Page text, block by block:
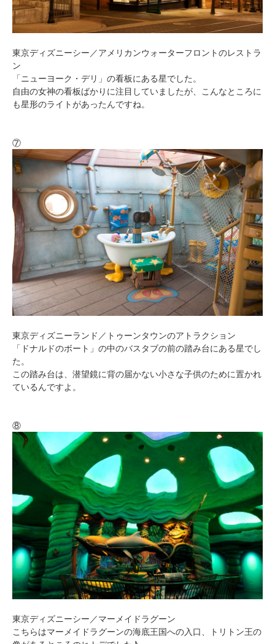
東京ディズニーシー／アメリカンウォーターフロントのレストラ
ン
「ニューヨーク・デリ」の看板にある星でした。
自由の女神の看板ばかりに注目していましたが、こんなところに
も星形のライトがあったんですね。
⑦
東京ディズニーランド／トゥーンタウンのアトラクション
「ドナルドのボート」の中のバスタブの前の踏み台にある星でし
た。
この踏み台は、潜望鏡に背の届かない小さな子供のために置かれ
ているんですよ。
⑧
東京ディズニーシー／マーメイドラグーン
こちらはマーメイドラグーンの海底王国への入口、トリトン王の